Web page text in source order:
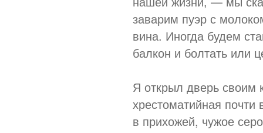
заварим пуэр с
вина. Иногда будем
балкон и болтать или
Я открыл дверь
хрестоматийная
в прихожей, чужое